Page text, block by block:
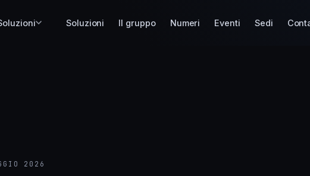
Soluzioni Il gruppo Numeri Eventi Sedi
2026